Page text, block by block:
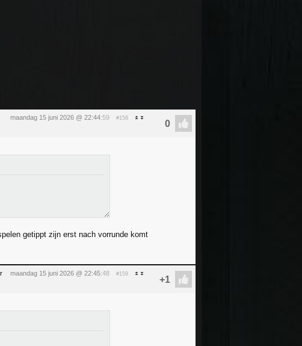
maandag 15 juni 2026 @ 22:44:59 #158
getippt zijn erst nach vorrunde komt
maandag 15 juni 2026 @ 22:45:48 #159